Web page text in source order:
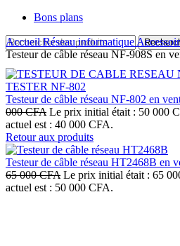
Bons plans
AccueilRéseau informatique
Testeur de câble réseau NF-908S en
Testeur de câble réseau NF-802 en
000CFA Le prix initial était : 50 000
actuel est : 40 000 CFA.
Retour aux produits
Testeur de câble réseau HT2468B en
65 000CFA Le prix initial était : 65
actuel est : 50 000 CFA.